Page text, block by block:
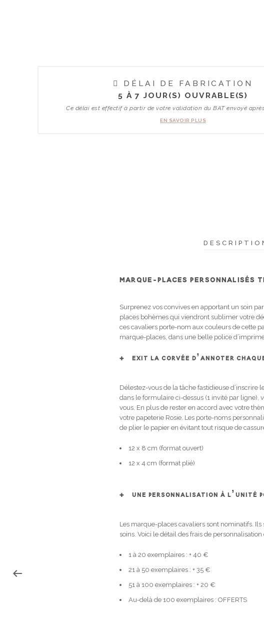
DÉLAI DE FABRICATION
5 À 7 JOUR(S) OUVRABLE(S)
Ce délai est effectif à partir de votre validation du BAT envoyé
EN SAVOIR PLUS
MARQUE-PLACES PERSONNALISÉS
Surprenez vos convives en apportant un soin
places bohèmes qui viendront sublimer votre
ces cavaliers porte-nom aux couleurs de cette
marque-places, dans une belle police
EXIT LA CORVÉE D’ANNOTER
Délestez-vous de la tâche fastidieuse
dans le formulaire ci-dessus (1 invité par ligne),
vous. En plus de rester en accord avec votre
votre papeterie Rosie. Les porte-noms
de plier le papier en évitant tout risque de
12 x 8 cm (format ouvert)
12 x 4 cm (format plié)
UNE PERSONNALISATION À L’UNITÉ
Les marque-places cavaliers sont nominatifs.
soins.Voici le détail des frais de
1 à 20 exemplaires : + 40 €
21 à 50 exemplaires : + 35 €
51 à 100 exemplaires : + 20 €
Au-delà de 100 exemplaires : OFFERTS